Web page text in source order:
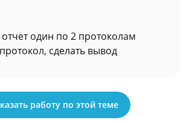
один по 2 протоколам
сделать вывод
работу по этой теме